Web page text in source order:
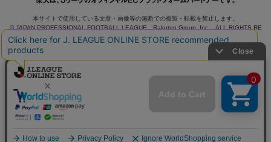
本サイトで使用している文章・画像等の無断での複製・転載を禁止します。
© JAPAN PROFESSIONAL FOOTBALL LEAGUE Rakuten Group, Inc. ALL RIGHTS RE
SERVED.